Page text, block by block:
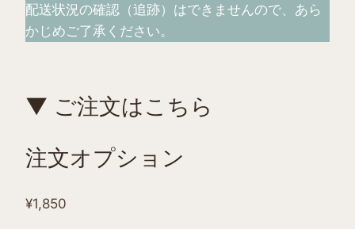
配送状況の確認（追跡）はできませんので、あら
かじめご了承ください。
▼ ご注文はこちら
注文オプション
¥1,850